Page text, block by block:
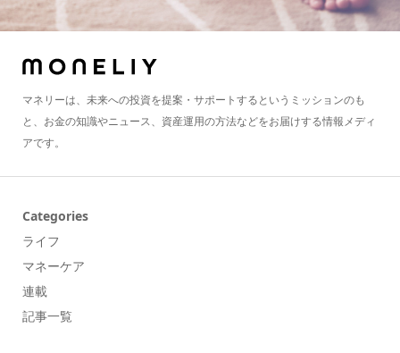
マネリーは、未来への投資を提案・サポートするというミッションのも
と、お金の知識やニュース、資産運用の方法などをお届けする情報メディ
アです。
Categories
ライフ
マネーケア
連載
記事一覧